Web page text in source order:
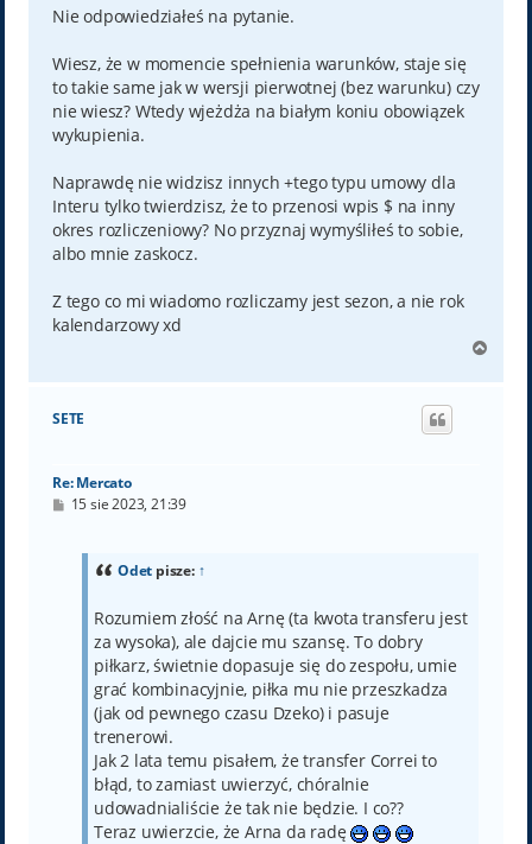
t
Nie odpowiedziałeś na pytanie.
Wiesz, że w momencie spełnienia warunków, staje się
to takie same jak w wersji pierwotnej (bez warunku) czy
nie wiesz? Wtedy wjeżdża na białym koniu obowiązek
wykupienia.
Naprawdę nie widzisz innych +tego typu umowy dla
Interu tylko twierdzisz, że to przenosi wpis $ na inny
okres rozliczeniowy? No przyznaj wymyśliłeś to sobie,
albo mnie zaskocz.
Z tego co mi wiadomo rozliczamy jest sezon, a nie rok
kalendarzowy xd
g
SETE
Re: Mercato
P15 sie 2023, 21:39
Odet pisze: ↑
Rozumiem złość na Arnę (ta kwota transferu jest
za wysoka), ale dajcie mu szansę. To dobry
piłkarz, świetnie dopasuje się do zespołu, umie
grać kombinacyjnie, piłka mu nie przeszkadza
(jak od pewnego czasu Dzeko) i pasuje
trenerowi.
Jak 2 lata temu pisałem, że transfer Correi to
błąd, to zamiast uwierzyć, chóralnie
udowadnialiście że tak nie będzie. I co??
Teraz uwierzcie, że Arna da radę